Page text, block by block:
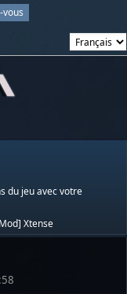
du jeu avec votre
Xtense